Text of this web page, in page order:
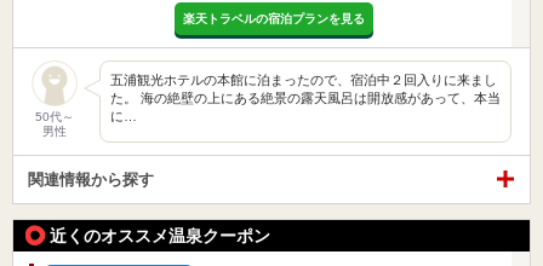
楽天トラベルの宿泊プランを見る
50代～
男性
五浦観光ホテルの本館に泊まったので、宿泊中２回入りに来まし
た。 海の絶壁の上にある絶景の露天風呂は開放感があって、本当
に…
関連情報から探す
近くのオススメ温泉クーポン